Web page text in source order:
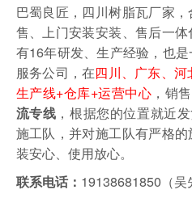
巴蜀良匠，四川树脂瓦厂家
售、上门安装安装、售后一
有16年研发、生产经验，也
服务公司，在四川、广东、
生产线+仓库+运营中心 ，销
流专线 ，根据您的位置就近发
施工队，并对施工队有严格
装安心、使用放心。
联系电话： 19138681850（吴